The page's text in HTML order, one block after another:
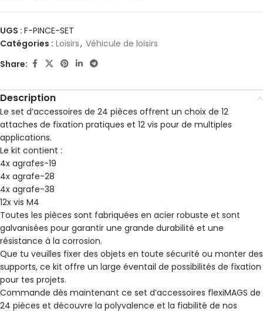
UGS : F-PINCE-SET
Catégories : Loisirs, Véhicule de loisirs
Share:
Description
Le set d’accessoires de 24 pièces offrent un choix de 12
attaches de fixation pratiques et 12 vis pour de multiples
applications.
Le kit contient :
4x agrafes-19
4x agrafe-28
4x agrafe-38
12x vis M4
Toutes les pièces sont fabriquées en acier robuste et sont
galvanisées pour garantir une grande durabilité et une
résistance à la corrosion.
Que tu veuilles fixer des objets en toute sécurité ou monter des
supports, ce kit offre un large éventail de possibilités de fixation
pour tes projets.
Commande dès maintenant ce set d’accessoires flexiMAGS de
24 pièces et découvre la polyvalence et la fiabilité de nos